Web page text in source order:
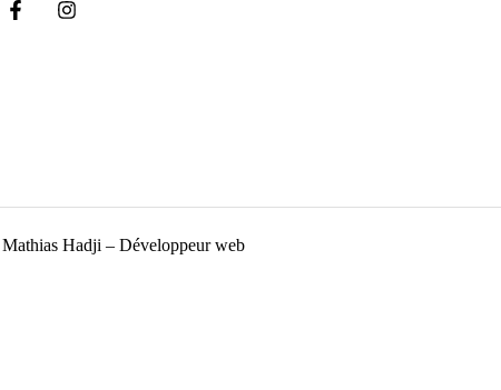
Mathias Hadji – Développeur web